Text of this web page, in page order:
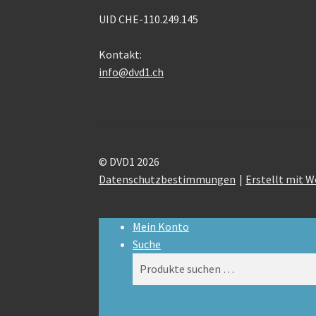
UID CHE-110.249.145
Kontakt:
info@dvd1.ch
© DVD1 2026
Datenschutzbestimmungen
Erstellt mit
Mein Konto
Suche